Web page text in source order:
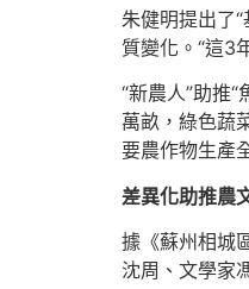
朱健明提出了
質變化。“這3
“新農人”助推
萬畝，綠色蔬
要農作物生產
差異化助推農
據《蘇州相城
沈周、文學家